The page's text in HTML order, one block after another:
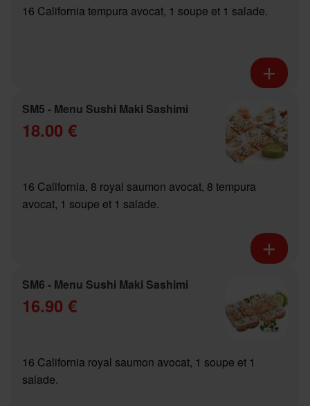
16 California tempura avocat, 1 soupe et 1 salade.
SM5 - Menu Sushi Maki Sashimi
18.00 €
16 California, 8 royal saumon avocat, 8 tempura
avocat, 1 soupe et 1 salade.
SM6 - Menu Sushi Maki Sashimi
16.90 €
16 California royal saumon avocat, 1 soupe et 1
salade.